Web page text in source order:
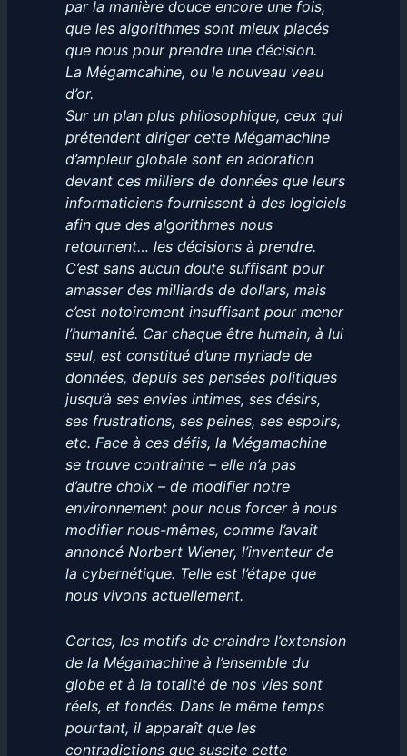
par la manière douce encore une fois,
que les algorithmes sont mieux placés
que nous pour prendre une décision.
La Mégamcahine, ou le nouveau veau
d’or.
Sur un plan plus philosophique, ceux qui
prétendent diriger cette Mégamachine
d’ampleur globale sont en adoration
devant ces milliers de données que leurs
informaticiens fournissent à des logiciels
afin que des algorithmes nous
retournent… les décisions à prendre.
C’est sans aucun doute suffisant pour
amasser des milliards de dollars, mais
c’est notoirement insuffisant pour mener
l’humanité. Car chaque être humain, à lui
seul, est constitué d’une myriade de
données, depuis ses pensées politiques
jusqu’à ses envies intimes, ses désirs,
ses frustrations, ses peines, ses espoirs,
etc. Face à ces défis, la Mégamachine
se trouve contrainte – elle n’a pas
d’autre choix – de modifier notre
environnement pour nous forcer à nous
modifier nous-mêmes, comme l’avait
annoncé Norbert Wiener, l’inventeur de
la cybernétique. Telle est l’étape que
nous vivons actuellement.
Certes, les motifs de craindre l’extension
de la Mégamachine à l’ensemble du
globe et à la totalité de nos vies sont
réels, et fondés. Dans le même temps
pourtant, il apparaît que les
contradictions que suscite cette